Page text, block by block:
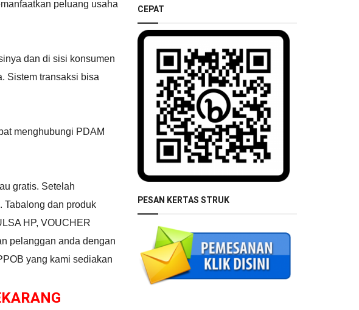
peluang usaha
dan di sisi konsumen
Sistem transaksi bisa
menghubungi PDAM
gratis. Setelah
Tabalong dan produk
HP, VOUCHER
pelanggan anda dengan
yang kami sediakan
CEPAT
PESAN KERTAS STRUK